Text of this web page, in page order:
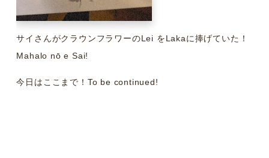
サイさんがクラウンフラワーのLei をLakaに捧げていた！
Mahalo nō e Sai!
今日はここまで！To be continued!